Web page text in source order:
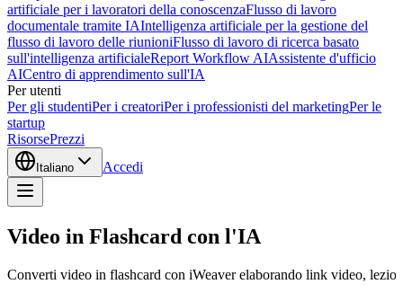
artificiale per i lavoratori della conoscenzaFlusso di lavoro
documentale tramite IAIntelligenza artificiale per la gestione del
flusso di lavoro delle riunioniFlusso di lavoro di ricerca basato
sull'intelligenza artificialeReport Workflow AIAssistente d'ufficio
AICentro di apprendimento sull'IA
Per utenti
Per gli studentiPer i creatoriPer i professionisti del marketingPer le
startup
RisorsePrezzi
Italiano Accedi
Video in Flashcard con l'IA
Converti video in flashcard con iWeaver elaborando link video,